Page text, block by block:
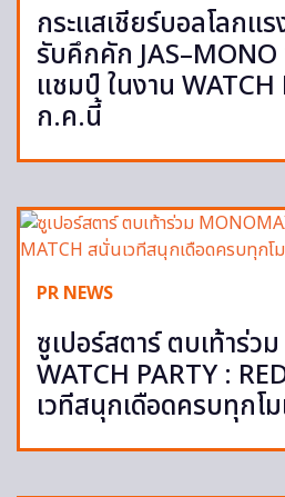
กระแสเชียร์บอลโลกแ
รับคึกคัก
แชมป์ ในงาน WATCH
ก.ค.นี้
PR NEWS
ซูเปอร์สตาร์ ตบเท้าร่ว
WATCH PARTY :
เวทีสนุกเดือดครบทุกโ